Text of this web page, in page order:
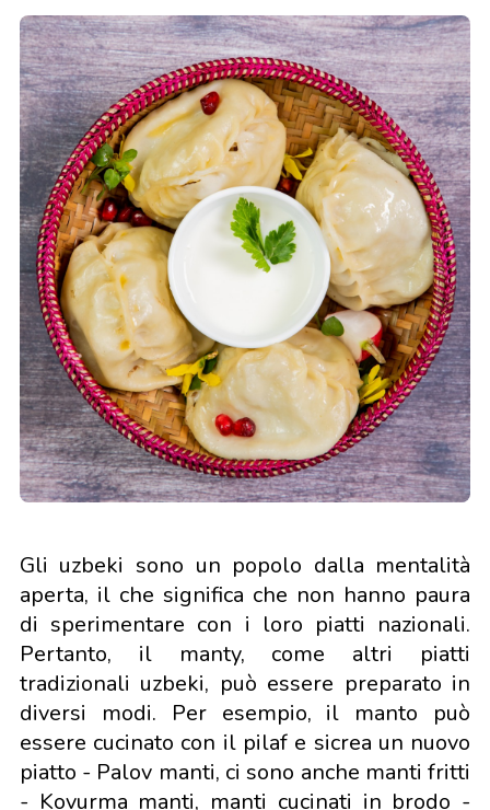
Gli uzbeki sono un popolo dalla mentalità
aperta, il che significa che non hanno paura
di sperimentare con i loro piatti nazionali.
Pertanto, il manty, come altri piatti
tradizionali uzbeki, può essere preparato in
diversi modi. Per esempio, il manto può
essere cucinato con il pilaf e sicrea un nuovo
piatto - Palov manti, ci sono anche manti fritti
- Kovurma manti, manti cucinati in brodo -